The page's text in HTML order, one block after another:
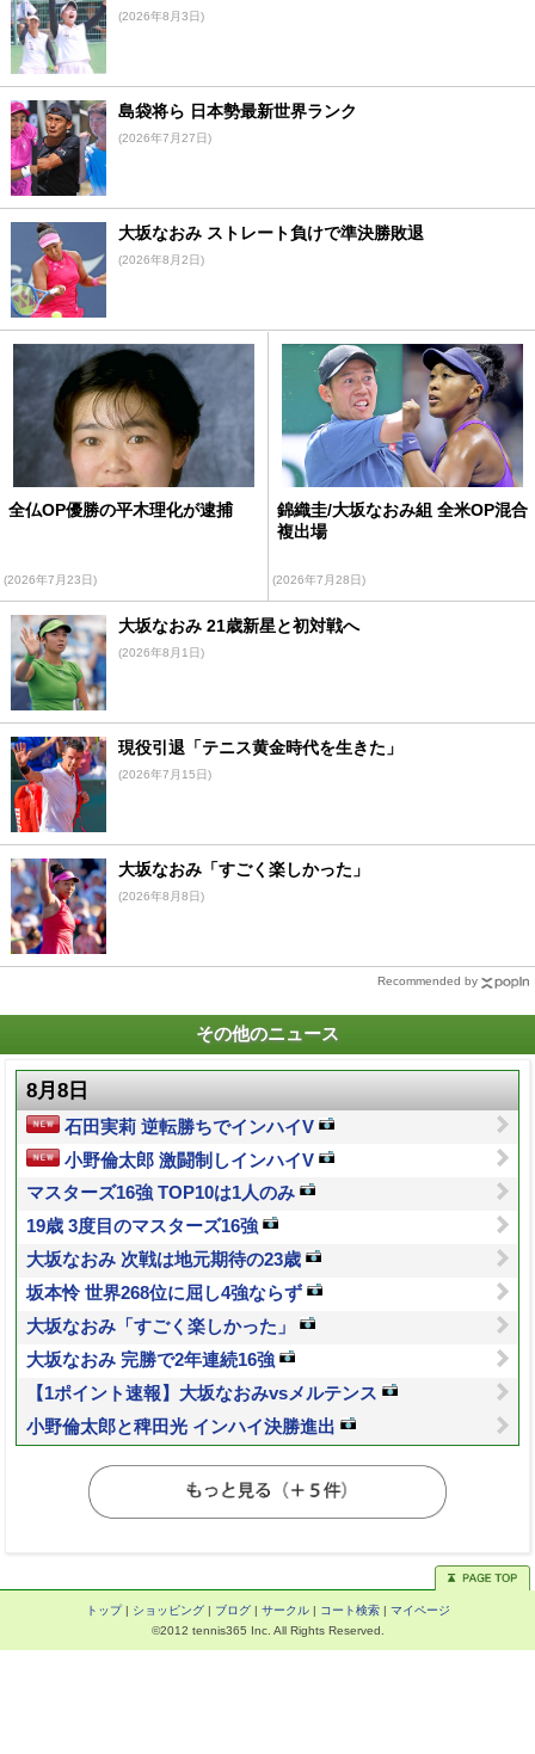
(2026年8月3日)
島袋将ら 日本勢最新世界ランク
(2026年7月27日)
大坂なおみ ストレート負けで準決勝敗退
(2026年8月2日)
全仏OP優勝の平木理化が逮捕
(2026年7月23日)
錦織圭/大坂なおみ組 全米OP混合
複出場
(2026年7月28日)
大坂なおみ 21歳新星と初対戦へ
(2026年8月1日)
現役引退「テニス黄金時代を生きた」
(2026年7月15日)
大坂なおみ「すごく楽しかった」
(2026年8月8日)
Recommended by
その他のニュース
8月8日
石田実莉 逆転勝ちでインハイV
小野倫太郎 激闘制しインハイV
マスターズ16強 TOP10は1人のみ
19歳 3度目のマスターズ16強
大坂なおみ 次戦は地元期待の23歳
坂本怜 世界268位に屈し4強ならず
大坂なおみ「すごく楽しかった」
大坂なおみ 完勝で2年連続16強
【1ポイント速報】大坂なおみvsメルテンス
小野倫太郎と稗田光 インハイ決勝進出
トップ| ショッピング| ブログ| サークル| コート検索| マイページ
©2012 tennis365 Inc. All Rights Reserved.